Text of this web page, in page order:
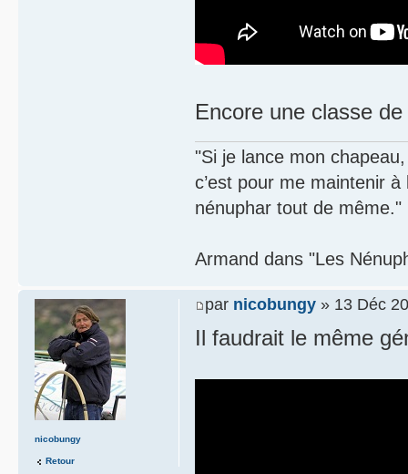
Encore une classe
"Si je lance mon
c’est pour me maintenir
nénuphar tout de même."
Armand dans "Les
par nicobungy » 13 Déc
Il faudrait le même
nicobungy
Retour